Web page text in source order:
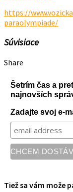
https://
paraolympiade/
Súvisiace
Share
Šetrím čas a
najnovších
Zadajte svoj e-
Tiež sa vám može